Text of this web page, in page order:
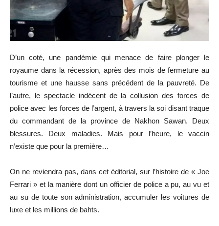
D’un coté, une pandémie qui menace de faire plonger le
royaume dans la récession, après des mois de fermeture au
tourisme et une hausse sans précédent de la pauvreté. De
l’autre, le spectacle indécent de la collusion des forces de
police avec les forces de l’argent, à travers la soi disant traque
du commandant de la province de Nakhon Sawan. Deux
blessures. Deux maladies. Mais pour l’heure, le vaccin
n’existe que pour la première…
On ne reviendra pas, dans cet éditorial, sur l’histoire de « Joe
Ferrari » et la manière dont un officier de police a pu, au vu et
au su de toute son administration, accumuler les voitures de
luxe et les millions de bahts.